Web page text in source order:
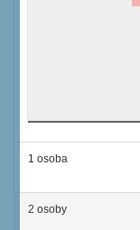
1 osoba
2 osoby